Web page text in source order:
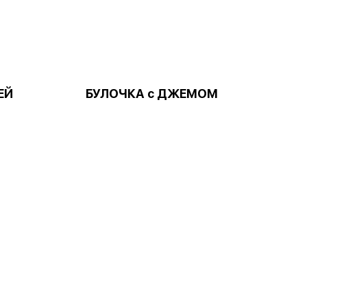
БУЛОЧКА с ДЖЕМОМ